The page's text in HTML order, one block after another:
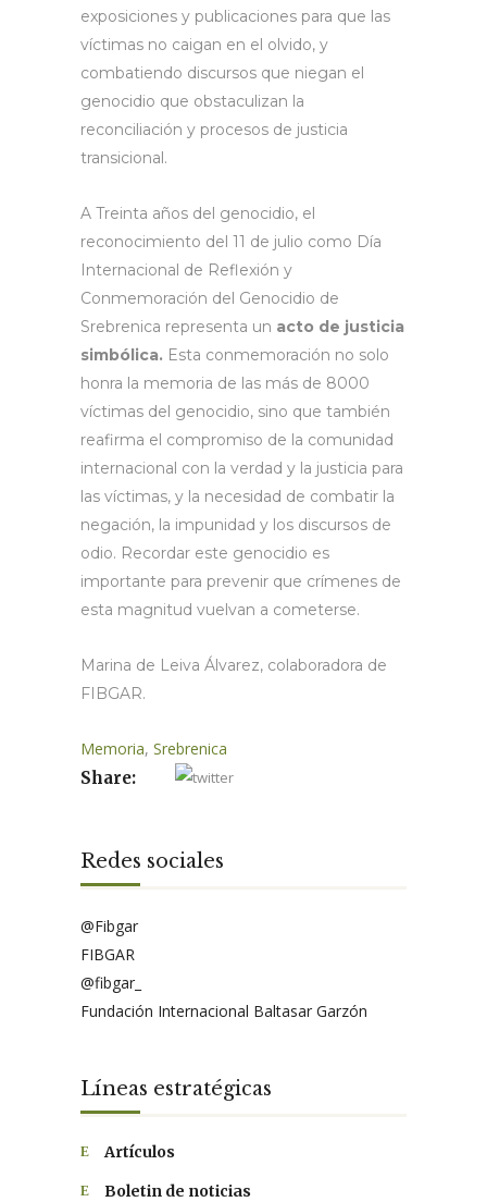
exposiciones y publicaciones para que las
víctimas no caigan en el olvido, y
combatiendo discursos que niegan el
genocidio que obstaculizan la
reconciliación y procesos de justicia
transicional.
A Treinta años del genocidio, el
reconocimiento del 11 de julio como Día
Internacional de Reflexión y
Conmemoración del Genocidio de
Srebrenica representa un acto de justicia
simbólica. Esta conmemoración no solo
honra la memoria de las más de 8000
víctimas del genocidio, sino que también
reafirma el compromiso de la comunidad
internacional con la verdad y la justicia para
las víctimas, y la necesidad de combatir la
negación, la impunidad y los discursos de
odio. Recordar este genocidio es
importante para prevenir que crímenes de
esta magnitud vuelvan a cometerse.
Marina de Leiva Álvarez, colaboradora de
FIBGAR.
Memoria, Srebrenica
Share:
Redes sociales
@Fibgar
FIBGAR
@fibgar_
Fundación Internacional Baltasar Garzón
Líneas estratégicas
Artículos
Boletin de noticias